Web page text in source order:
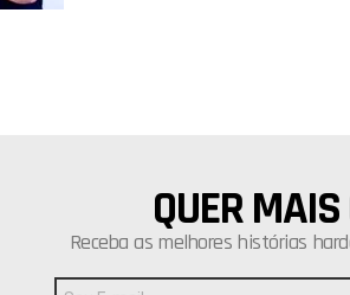
QUER
Receba as melhores histórias